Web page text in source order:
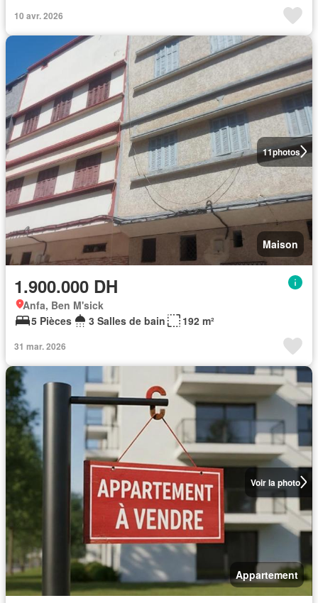
10 avr. 2026
11photos
Maison
1.900.000 DH
Anfa, Ben M'sick
5 Pièces
3 Salles de bain 192 m²
31 mar. 2026
Voir la photo
Appartement